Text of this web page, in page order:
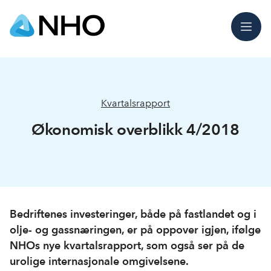
Meny
Kvartalsrapport
Økonomisk overblikk 4/2018
Bedriftenes investeringer, både på fastlandet og i
olje- og gassnæringen, er på oppover igjen, ifølge
NHOs nye kvartalsrapport, som også ser på de
urolige internasjonale omgivelsene.